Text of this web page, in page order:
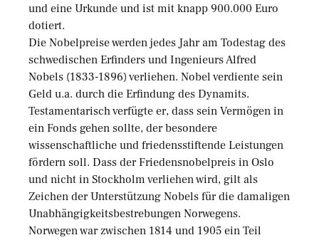
und eine Urkunde und ist mit knapp 900.000 Euro
dotiert.
Die Nobelpreise werden jedes Jahr am Todestag des
schwedischen Erfinders und Ingenieurs Alfred
Nobels (1833-1896) verliehen. Nobel verdiente sein
Geld u.a. durch die Erfindung des Dynamits.
Testamentarisch verfügte er, dass sein Vermögen in
ein Fonds gehen sollte, der besondere
wissenschaftliche und friedensstiftende Leistungen
fördern soll. Dass der Friedensnobelpreis in Oslo
und nicht in Stockholm verliehen wird, gilt als
Zeichen der Unterstützung Nobels für die damaligen
Unabhängigkeitsbestrebungen Norwegens.
Norwegen war zwischen 1814 und 1905 ein Teil